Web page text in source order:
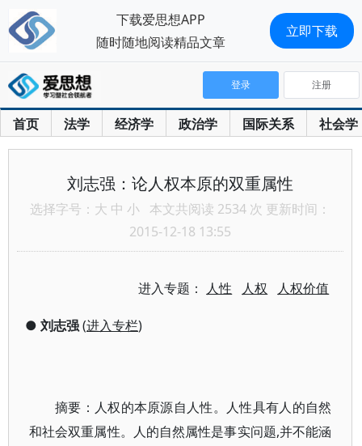
首页 法学 经济学 政治学 国际关系 社会学
登录 注册
刘志强：论人权本原的双重属性
选择字号： 大 中 小 本文共阅读 2534 次 更新时间：
2015-12-18 13:55
进入专题： 人性 人权 人权价值
● 刘志强(进入专栏)
摘要：人权的本原源自人性。人性具有人的自然
和社会双重属性。人的自然属性是事实问题,并不能涵
下载爱思想APP
随时随地阅读精品文章
立即下载